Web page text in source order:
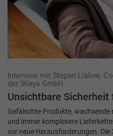
Interview mit Stepan Lialine,
der 3Keys GmbH
Unsichtbare
Gefälschte Produkte,
und immer komplexere
vor neue Herausforderungen.